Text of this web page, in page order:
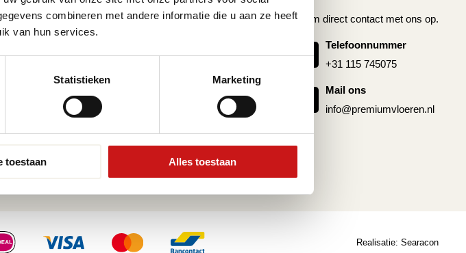
combineren met andere informatie die u aan ze heeft
van hun services.
Statistieken Marketing
toestaan Alles toestaan
van Forbo
van Moduleo
van Tarkett
Schoonmaken
Toplaag pvc vloer
Neem direct contact met ons op.
Telefoonnummer
+31 115 745075
Mail ons
info@premiumvloeren.nl
Realisatie: Searacon